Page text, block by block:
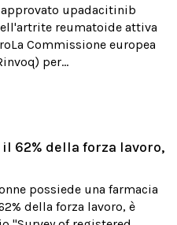
approvato upadacitinib
reumatoide attiva
Commissione europea
per...
62% della forza lavoro,
possiede una farmacia
della forza lavoro, è